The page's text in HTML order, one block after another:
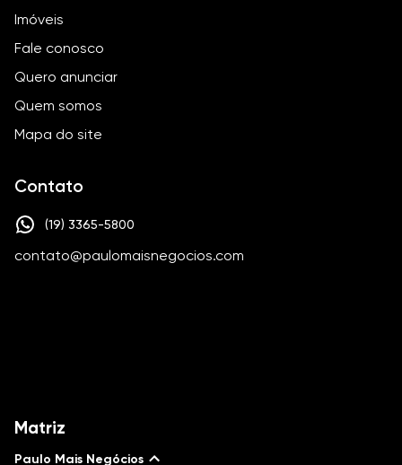
Imóveis
Fale conosco
Quero anunciar
Quem somos
Mapa do site
Contato
(19) 3365-5800
contato@paulomaisnegocios.com
Matriz
Paulo Mais Negócios